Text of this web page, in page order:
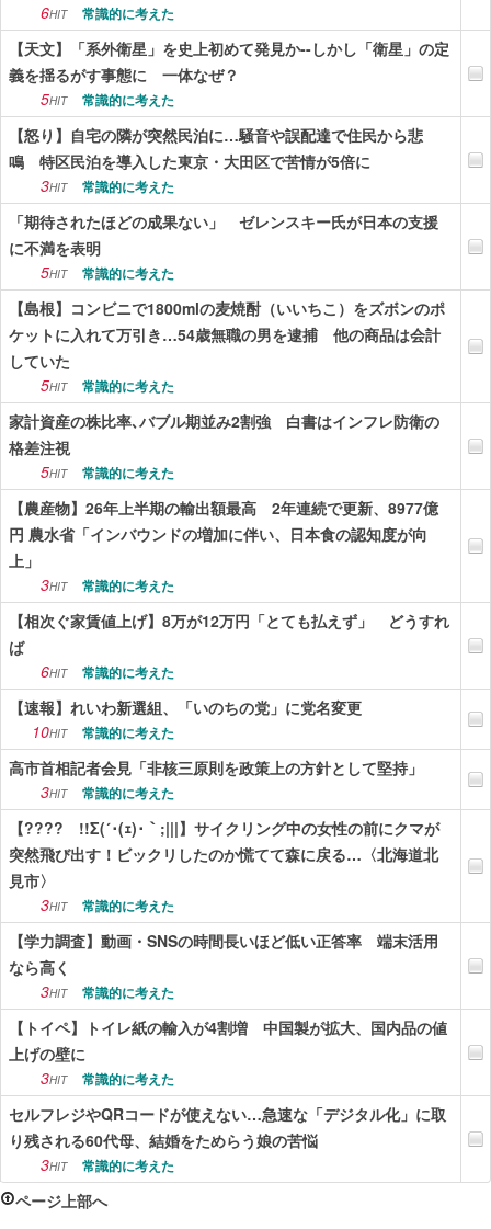
6HIT 常識的に考えた
【天文】「系外衛星」を史上初めて発見か--しかし「衛星」の定
義を揺るがす事態に 一体なぜ？
5HIT 常識的に考えた
【怒り】自宅の隣が突然民泊に…騒音や誤配達で住民から悲
鳴 特区民泊を導入した東京・大田区で苦情が5倍に
3HIT 常識的に考えた
「期待されたほどの成果ない」 ゼレンスキー氏が日本の支援
に不満を表明
5HIT 常識的に考えた
【島根】コンビニで1800mlの麦焼酎（いいちこ）をズボンのポ
ケットに入れて万引き…54歳無職の男を逮捕 他の商品は会計
していた
5HIT 常識的に考えた
家計資産の株比率､バブル期並み2割強 白書はインフレ防衛の
格差注視
5HIT 常識的に考えた
【農産物】26年上半期の輸出額最高 2年連続で更新、8977億
円 農水省「インバウンドの増加に伴い、日本食の認知度が向
上」
3HIT 常識的に考えた
【相次ぐ家賃値上げ】8万が12万円「とても払えず」 どうすれ
ば
6HIT 常識的に考えた
【速報】れいわ新選組、「いのちの党」に党名変更
10HIT 常識的に考えた
高市首相記者会見「非核三原則を政策上の方針として堅持」
3HIT 常識的に考えた
【???? !!Σ(´･(ｪ)･｀;|||】サイクリング中の女性の前にクマが
突然飛び出す！ビックリしたのか慌てて森に戻る…〈北海道北
見市〉
3HIT 常識的に考えた
【学力調査】動画・SNSの時間長いほど低い正答率 端末活用
なら高く
3HIT 常識的に考えた
【トイペ】トイレ紙の輸入が4割増 中国製が拡大、国内品の値
上げの壁に
3HIT 常識的に考えた
セルフレジやQRコードが使えない…急速な「デジタル化」に取
り残される60代母、結婚をためらう娘の苦悩
3HIT 常識的に考えた
ページ上部へ